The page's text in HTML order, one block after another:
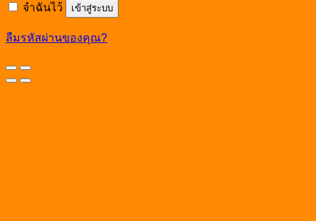
จำฉันไว้ เข้าสู่ระบบ
ลืมรหัสผ่านของคุณ?